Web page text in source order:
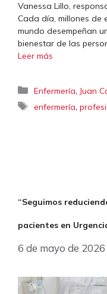
Vanessa Lillo,
Cada día, millones de
mundo desempeñan
bienestar de las
Leer más
Categorías
Enfermería, Juan
Etiquetas
enfermería,
“Seguimos
pacientes en
6 de mayo de 2026